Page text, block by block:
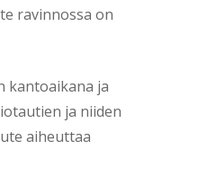
ravinnossa on
kantoaikana ja
ja niiden
aiheuttaa